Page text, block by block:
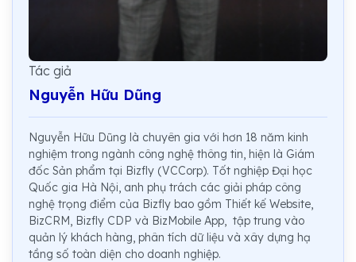
Tác giả
Nguyễn Hữu Dũng
Nguyễn Hữu Dũng là chuyên gia với hơn 18 năm kinh
nghiệm trong ngành công nghệ thông tin, hiện là Giám
đốc Sản phẩm tại Bizfly (VCCorp). Tốt nghiệp Đại học
Quốc gia Hà Nội, anh phụ trách các giải pháp công
nghệ trọng điểm của Bizfly bao gồm Thiết kế Website,
BizCRM, Bizfly CDP và BizMobile App, tập trung vào
quản lý khách hàng, phân tích dữ liệu và xây dựng hạ
tầng số toàn diện cho doanh nghiệp.